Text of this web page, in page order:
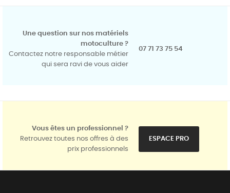
Une question sur nos matériels
motoculture ?
Contactez notre responsable métier
qui sera ravi de vous aider
07 71 73 75 54
Vous êtes un professionnel ?
Retrouvez toutes nos offres à des
prix professionnels
ESPACE PRO